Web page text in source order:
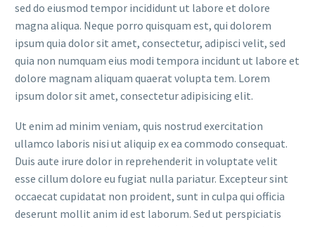
sed do eiusmod tempor incididunt ut labore et dolore
magna aliqua. Neque porro quisquam est, qui dolorem
ipsum quia dolor sit amet, consectetur, adipisci velit, sed
quia non numquam eius modi tempora incidunt ut labore et
dolore magnam aliquam quaerat volupta tem. Lorem
ipsum dolor sit amet, consectetur adipisicing elit.
Ut enim ad minim veniam, quis nostrud exercitation
ullamco laboris nisi ut aliquip ex ea commodo consequat.
Duis aute irure dolor in reprehenderit in voluptate velit
esse cillum dolore eu fugiat nulla pariatur. Excepteur sint
occaecat cupidatat non proident, sunt in culpa qui officia
deserunt mollit anim id est laborum. Sed ut perspiciatis